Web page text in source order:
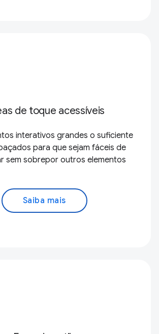
de toque acessíveis
interativos grandes o suficiente
para que sejam fáceis de
sem sobrepor outros elementos
Saiba mais